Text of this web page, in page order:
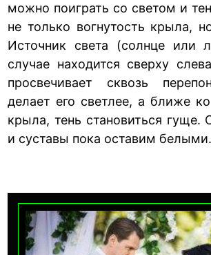
можно поиграть со светом и
не только вогнутость крыла,
Источник света (солнце или
случае находится сверху
просвечивает сквозь
делает его светлее, а ближе
крыла, тень становиться
и суставы пока оставим белыми.